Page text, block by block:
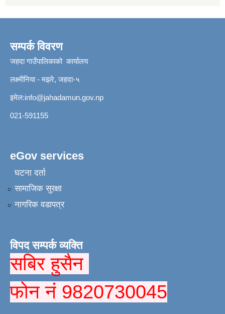
सम्पर्क विवरण
जहदा गाउँपालिकाको कार्यालय
लक्ष्मीनिया - मझरे, जहदा-५
इमेल:info@jahadamun.gov.np
021-591155
eGov services
घटना दर्ता
सामाजिक सुरक्षा
नागरिक वडापत्र
विपद सम्पर्क व्यक्ति
सबिर हुसैन
फोन नं 9820730045